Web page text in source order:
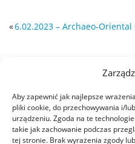
Aby zapewnić jak najlepsze
pliki cookie, do przechowywania i/
urządzeniu. Zgoda na te
takie jak zachowanie podczas
tej stronie. Brak wyrażenia zgody
«6.02.2023 – Archaeo-